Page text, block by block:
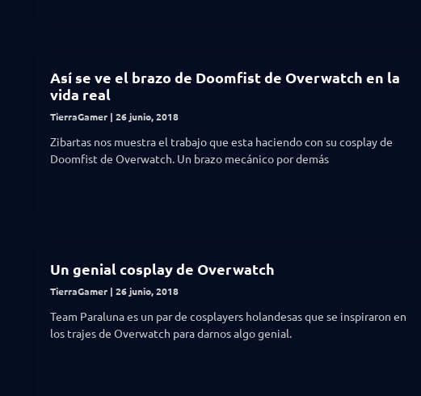
Así se ve el brazo de Doomfist de Overwatch en la
vida real
TierraGamer 26 junio, 2018
Zibartas nos muestra el trabajo que esta haciendo con su cosplay de
Doomfist de Overwatch. Un brazo mecánico por demás
Un genial cosplay de Overwatch
TierraGamer 26 junio, 2018
Team Paraluna es un par de cosplayers holandesas que se inspiraron en
los trajes de Overwatch para darnos algo genial.